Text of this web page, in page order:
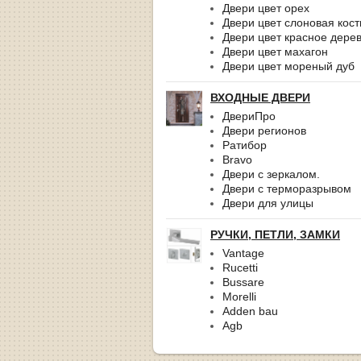
Двери цвет орех
Двери цвет слоновая
Двери цвет красное
Двери цвет махагон
Двери цвет мореный дуб
ВХОДНЫЕ ДВЕРИ
ДвериПро
Двери регионов
Ратибор
Bravo
Двери с зеркалом.
Двери с терморазрывом
Двери для улицы
РУЧКИ, ПЕТЛИ, ЗАМКИ
Vantage
Rucetti
Bussare
Morelli
Adden bau
Agb